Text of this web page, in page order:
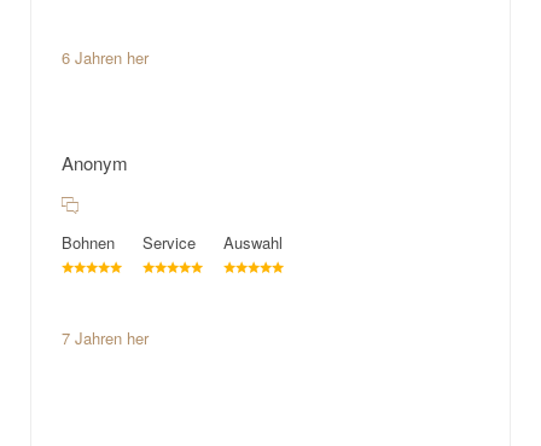
6 Jahren her
Anonym
Bohnen Service Auswahl
7 Jahren her